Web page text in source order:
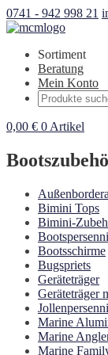
0741 - 942 998 21
Sortiment
Beratung
Mein Konto
Suchen
nach:
0,00 € 0 Artikel
Bimini Tops
Bimini-
Bootsschirme
Bugspriets
Geräteträger
Geräteträger
Marine
Marine
Marine